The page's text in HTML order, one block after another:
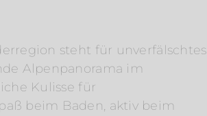
steht für unverfälschtes
Alpenpanorama im
Kulisse für
beim Baden, aktiv beim